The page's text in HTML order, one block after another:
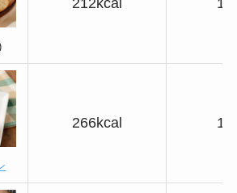
266kcal